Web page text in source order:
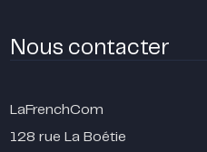
Nous contacter
LaFrenchCom
128 rue La Boétie